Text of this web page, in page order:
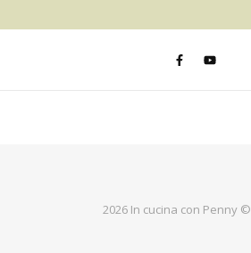
2026 In cucina con Penny ©